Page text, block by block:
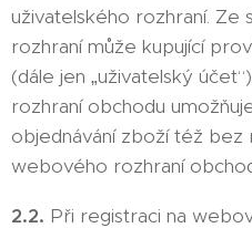
uživatelského rozhraní. Ze
rozhraní může kupující
(dále jen „uživatelský
rozhraní obchodu
objednávání zboží též
webového rozhraní
2.2. Při registraci na